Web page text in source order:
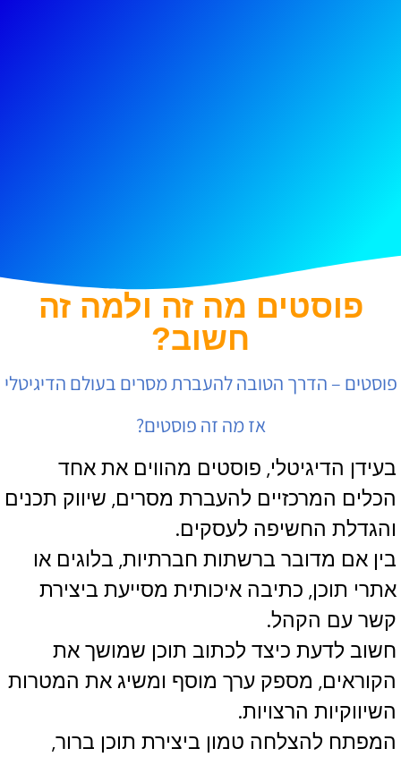
פוסטים מה זה ולמה זה
חשוב?
פוסטים – הדרך הטובה להעברת מסרים בעולם הדיגיטלי
אז מה זה פוסטים?
בעידן הדיגיטלי, פוסטים מהווים את אחד
הכלים המרכזיים להעברת מסרים, שיווק תכנים
והגדלת החשיפה לעסקים.
בין אם מדובר ברשתות חברתיות, בלוגים או
אתרי תוכן, כתיבה איכותית מסייעת ביצירת
קשר עם הקהל.
חשוב לדעת כיצד לכתוב תוכן שמושך את
הקוראים, מספק ערך מוסף ומשיג את המטרות
השיווקיות הרצויות.
המפתח להצלחה טמון ביצירת תוכן ברור,